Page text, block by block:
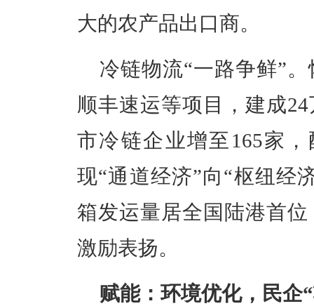
大的农产品出口商。
冷链物流“一路争鲜”
顺丰速运等项目，建成
市冷链企业增至165家
现“通道经济”向“枢纽经
箱发运量居全国陆港首
激励表扬。
赋能：环境优化，民企